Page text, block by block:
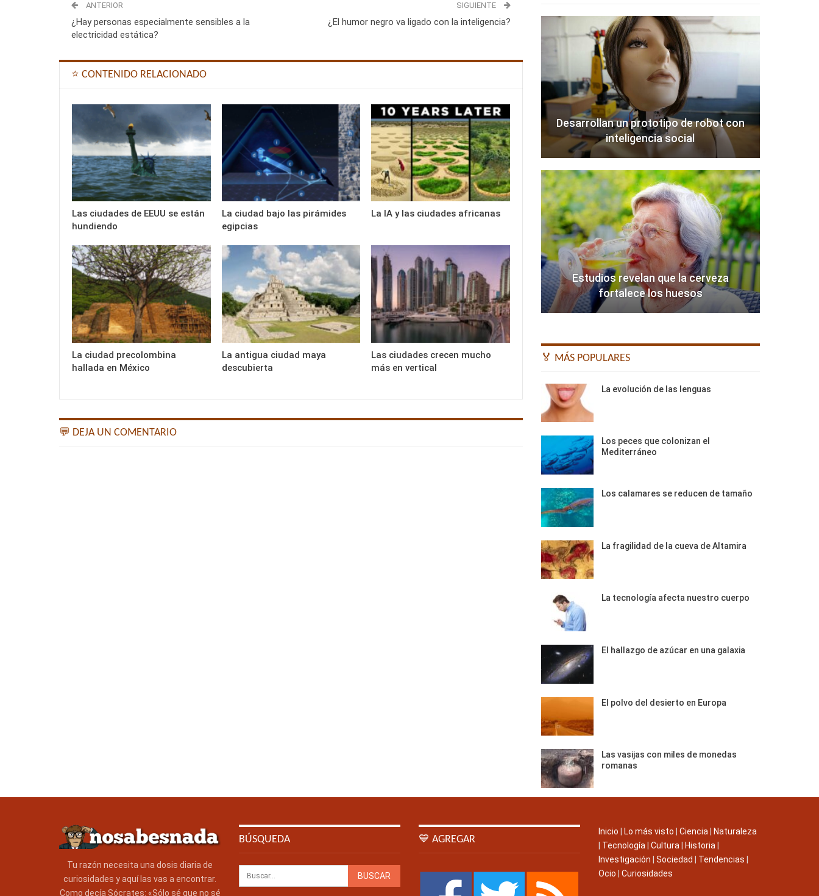
ANTERIOR
¿Hay personas especialmente sensibles a la
electricidad estática?
SIGUIENTE
¿El humor negro va ligado con la inteligencia?
⭐ CONTENIDO RELACIONADO
Las ciudades de EEUU se están
hundiendo
La ciudad bajo las pirámides
egipcias
La IA y las ciudades africanas
La ciudad precolombina
hallada en México
La antigua ciudad maya
descubierta
Las ciudades crecen mucho
más en vertical
💬 DEJA UN COMENTARIO
Desarrollan un prototipo de robot con
inteligencia social
Estudios revelan que la cerveza
fortalece los huesos
🏅 MÁS POPULARES
La evolución de las lenguas
Los peces que colonizan el
Mediterráneo
Los calamares se reducen de tamaño
La fragilidad de la cueva de Altamira
La tecnología afecta nuestro cuerpo
El hallazgo de azúcar en una galaxia
El polvo del desierto en Europa
Las vasijas con miles de monedas
romanas
Tu razón necesita una dosis diaria de
curiosidades y aquí las vas a encontrar.
Como decía Sócrates: «Sólo sé que no sé
BÚSQUEDA 💙 AGREGAR
Inicio Lo más visto Ciencia
Naturaleza
Tecnología Cultura Historia
Investigación
Sociedad Tendencias
Ocio
Curiosidades